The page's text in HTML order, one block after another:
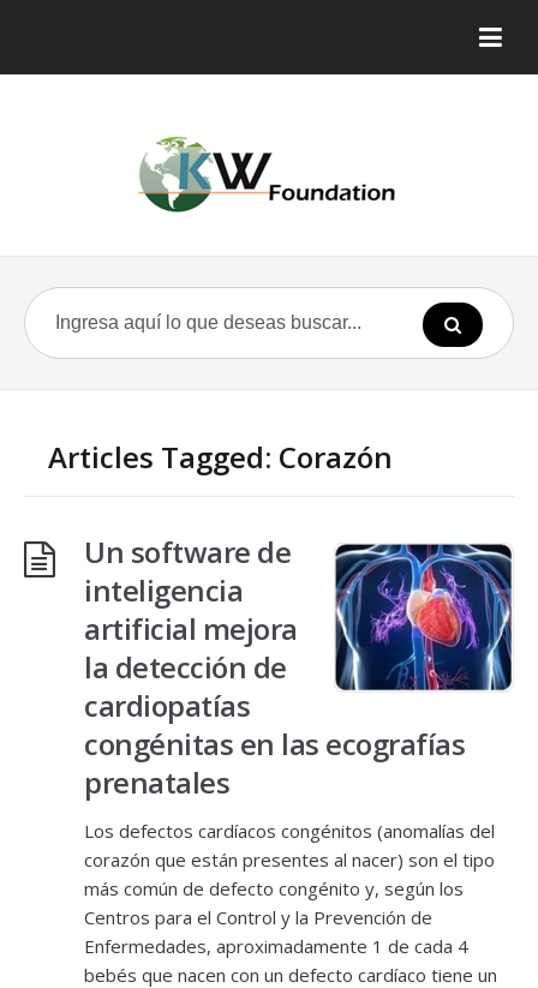
Articles Tagged: Corazón
Un software de
inteligencia
artificial mejora
la detección de
cardiopatías
congénitas en las ecografías
prenatales
Los defectos cardíacos congénitos (anomalías del
corazón que están presentes al nacer) son el tipo
más común de defecto congénito y, según los
Centros para el Control y la Prevención de
Enfermedades, aproximadamente 1 de cada 4
bebés que nacen con un defecto cardíaco tiene un